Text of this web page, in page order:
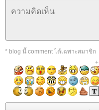
* blog นี้ comment ได้เฉพาะสมาชิก
+